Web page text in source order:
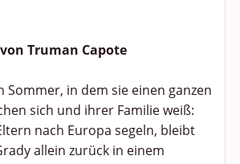
Truman Capote
Sommer, in dem sie einen ganzen
sich und ihrer Familie weiß:
nach Europa segeln, bleibt
allein zurück in einem